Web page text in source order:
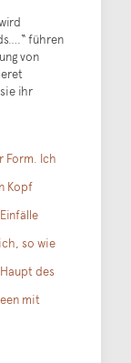
führen
von
ihr
Form. Ich
Kopf
so wie
des
mit